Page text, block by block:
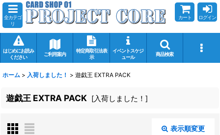
全カテゴ
リ
カート ログイン
はじめにお読み
ください
ご利用案内
特定商取引法表
示
イベントスケジ
ュール
商品検索
ホーム > 入荷しました！ > 遊戯王 EXTRA PACK
遊戯王 EXTRA PACK [入荷しました！ ]
表示順変更